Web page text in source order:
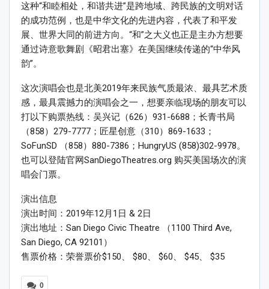
这种“和睦相处，和谐共进”是跨地域、跨民族的文明对话
的成功范例，也是中华文化的先进内容，代表了和平发
展、世界大同的前进方向。“和”之大义也正是主办方想要
通过诗意歌舞剧《昭君出塞》在美国继续传递的“中华风
韵”。
这次演唱会也是北美2019年来民族气质最浓、最具艺术质
感，最具震撼力的演唱会之一，想要亲临现场的朋友可以
打以下购票热线：吴兴记（626）931-6688；长青书局
（858）279-7777；匠星创意（310）869-1633；
SoFunSD （858）880-7386；HungryUS (858)302-9978。
也可以登陆官网SanDiegoTheatres.org 购买美国场次的演
唱会门票。
演出信息
演出时间：2019年12月1日 & 2日
演出地址：San Diego Civic Theatre （1100 Third Ave,
San Diego, CA 92101）
售票价格：荣誉票价$150、 $80、 $60、 $45、 $35
0